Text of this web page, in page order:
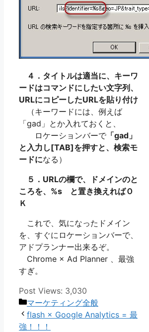
４．タイトルは適当に、キーワ
ードはコマンドにしたい文字列、
URLにコピーしたURLを貼り付け
（キーワードには、例えば
「gad」とか入れておくと、
ロケーションバーで 「gad」
と入力し[TAB]を押すと、検索モ
ードになる）
５．URLの欄で、ドメインのと
ころを、 %s と置き換えればＯ
Ｋ
これで、気になったドメイン
を、すぐにロケーションバーで、
アドプランナー出来るぞ。
Chrome × Ad Planner 、最強
すぎ。
Post Views: 3,030
カ
テ
ゴ
マーケティング全般
flash × Google Analytics = 最
強！！！